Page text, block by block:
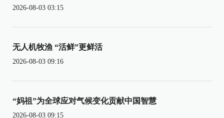
2026-08-03 03:15
无人机牧渔 “活鲜”更鲜活
2026-08-03 09:16
“妈祖”为全球应对气候变化贡献中国智慧
2026-08-03 09:15